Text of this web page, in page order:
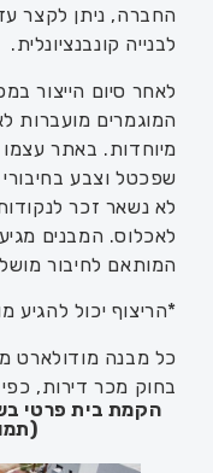
לבנייה קונבנציונלית.
לאחר סיום הייצור
המוגמרים מועברות
מיוחדות. באתר
שפכטל וצבע
לא נשאר זכר
לאכלוס. המבנים
המותאם לחיבור
*הריצוף יכול להגיע
כל מבנה מודולארט
בחוק מכר דירות,
הקמת בית פרטי